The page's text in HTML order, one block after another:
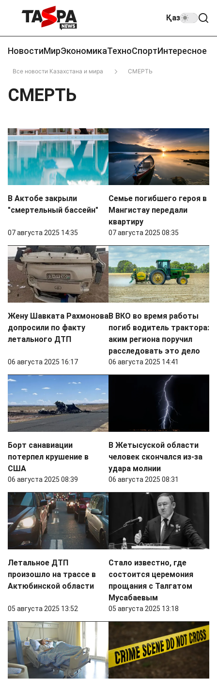
Қаз
НовостиМирЭкономикаТехноСпортИнтересное
Все новости Казахстана и мира СМЕРТЬ
СМЕРТЬ
В Актобе закрыли
"смертельный бассейн"
07 августа 2025 14:35
Семье погибшего героя в
Мангистау передали
квартиру
07 августа 2025 08:35
Жену Шавката Рахмонова
допросили по факту
летального ДТП
06 августа 2025 16:17
В ВКО во время работы
погиб водитель трактора:
аким региона поручил
расследовать это дело
06 августа 2025 14:41
Борт санавиации
потерпел крушение в
США
06 августа 2025 08:39
В Жетысуской области
человек скончался из-за
удара молнии
06 августа 2025 08:31
Летальное ДТП
произошло на трассе в
Актюбинской области
05 августа 2025 13:52
Стало известно, где
состоится церемония
прощания с Талгатом
Мусабаевым
05 августа 2025 13:18